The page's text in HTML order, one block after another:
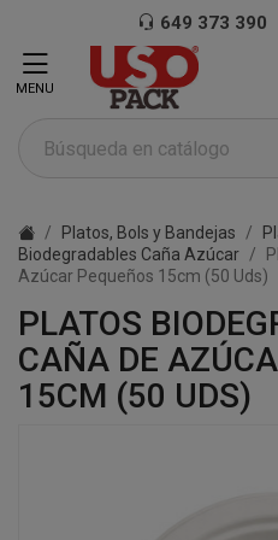
649 373 390
MENU
Platos, Bols y Bandejas
Biodegradables Caña Azúcar
Azúcar Pequeños 15cm (50 Uds)
PLATOS
CAÑA DE
15CM (50 UDS)